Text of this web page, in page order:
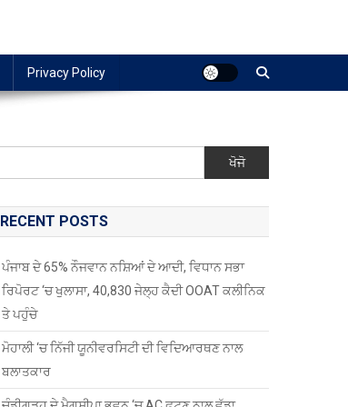
Privacy Policy
ਖੋਜੋ
RECENT POSTS
ਪੰਜਾਬ ਦੇ 65% ਨੌਜਵਾਨ ਨਸ਼ਿਆਂ ਦੇ ਆਦੀ, ਵਿਧਾਨ ਸਭਾ
ਰਿਪੋਰਟ ‘ਚ ਖੁਲਾਸਾ, 40,830 ਜੇਲ੍ਹ ਕੈਦੀ OOAT ਕਲੀਨਿਕ
ਤੇ ਪਹੁੰਚੇ
ਮੋਹਾਲੀ ‘ਚ ਨਿੱਜੀ ਯੂਨੀਵਰਸਿਟੀ ਦੀ ਵਿਦਿਆਰਥਣ ਨਾਲ
ਬਲਾਤਕਾਰ